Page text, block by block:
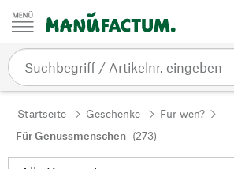
Zum Inhalt springen
Startseite Geschenke
Für wen?
Für Genussmenschen (273)